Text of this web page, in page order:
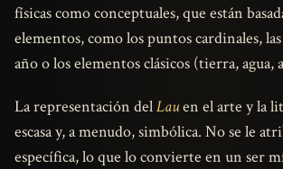
físicas como conceptuales, que están
elementos, como los puntos cardinales,
año o los elementos clásicos (tierra, agua,
La representación delLauen el arte y la
escasa y, a menudo, simbólica. No se le
específica, lo que lo convierte en un ser